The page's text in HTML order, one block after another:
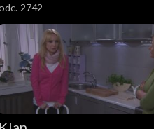
2742